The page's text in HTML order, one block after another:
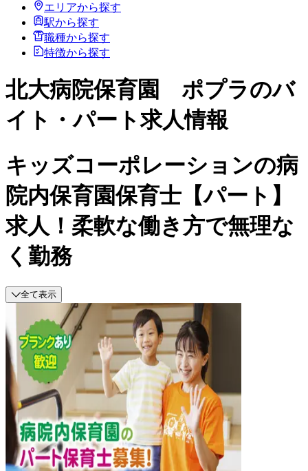
エリアから探す
駅から探す
職種から探す
特徴から探す
北大病院保育園 ポプラのバ
イト・パート求人情報
キッズコーポレーションの病
院内保育園保育士【パート】
求人！柔軟な働き方で無理な
く勤務
全て表示